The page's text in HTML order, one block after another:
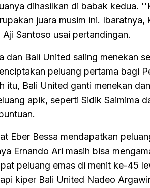
dihasilkan di babak kedua.
juara musim ini. Ibaratnya,
Santoso usai pertandingan.
dan Bali United saling menekan
peluang pertama bagi
itu, Bali United ganti menekan
apik, seperti Sidik Saimima
Eber Bessa mendapatkan
Ernando Ari masih bisa
peluang emas di menit ke-45
kiper Bali United Nadeo